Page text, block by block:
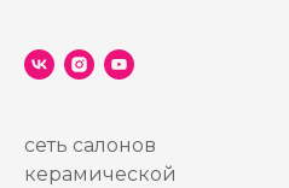
сеть салонов
керамической